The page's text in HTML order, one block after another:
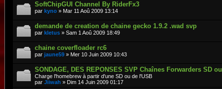
SoftChipGUI Channel By RiderFx3
par kyno » Mar 11 Aoû 2009 13:14
demande de creation de chaine gecko 1.9.2 .wad svp
par kletus » Sam 1 Aoû 2009 18:49
chaine coverfloader rc6
par jaune59 » Mer 10 Juin 2009 10:43
SONDAGE, DES REPONSES SVP Chaînes Forwarders SD
Charge l'homebrew à partir d'une SD ou de l'USB
par Jiiwah » Dim 14 Juin 2009 01:17